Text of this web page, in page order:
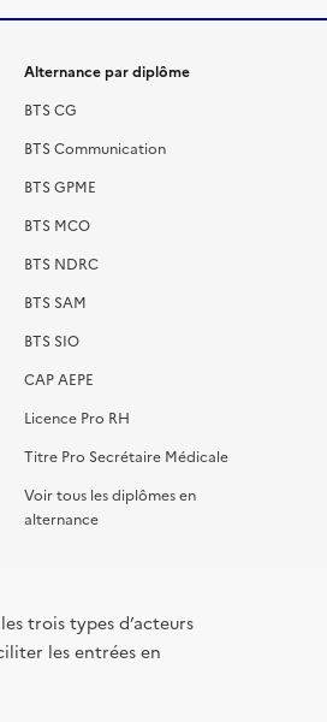
Alternance par diplôme
BTS CG
BTS Communication
BTS GPME
BTS MCO
BTS NDRC
BTS SAM
BTS SIO
CAP AEPE
Licence Pro RH
Titre Pro Secrétaire Médicale
Voir tous les diplômes en
alternance
trois types d’acteurs
les entrées en